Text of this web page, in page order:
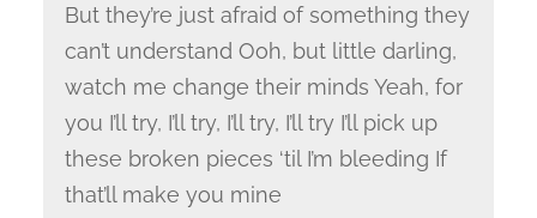
But they’re just afraid of something they
can’t understand Ooh, but little darling,
watch me change their minds Yeah, for
you I’ll try, I’ll try, I’ll try, I’ll tryI’ll pick up
these broken pieces ‘til I’m bleeding If
that’ll make you mine